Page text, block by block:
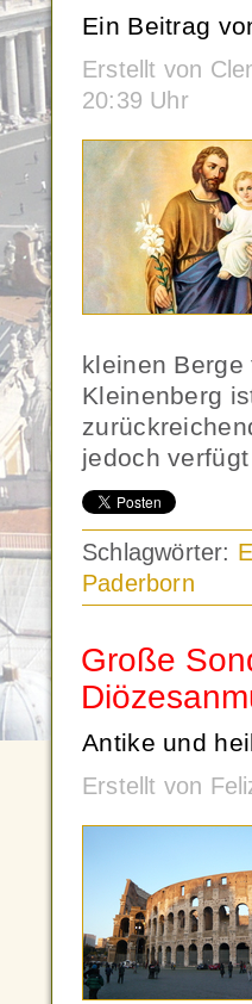
Ein Beitrag
Erstellt von
20:39 Uhr
kleinen
Kleinenberg
jedoch
Schlagwörter:
Paderborn
Große
Antike und
Erstellt von